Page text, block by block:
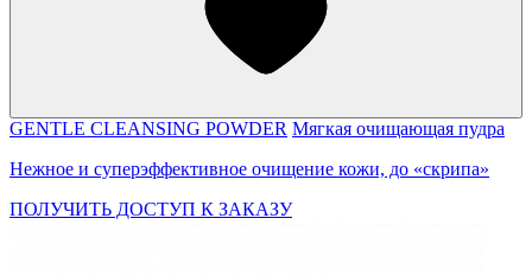
GENTLE CLEANSING POWDER Мягкая очищающая пудра
Нежное и суперэффективное очищение кожи, до «скрипа»
ПОЛУЧИТЬ ДОСТУП К ЗАКАЗУ